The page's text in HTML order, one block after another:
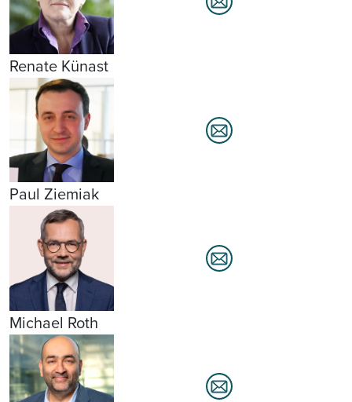
Renate Künast
Paul Ziemiak
Michael Roth